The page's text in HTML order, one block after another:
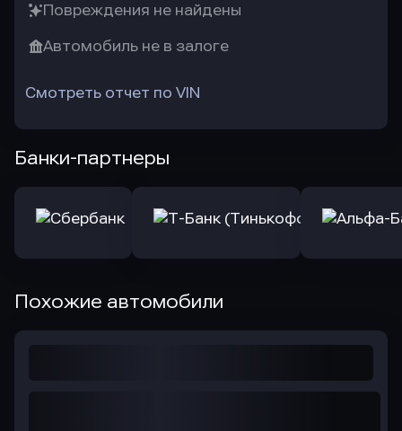
Повреждения не найдены
Автомобиль не в залоге
Смотреть отчет по VIN
Банки-партнеры
Похожие автомобили